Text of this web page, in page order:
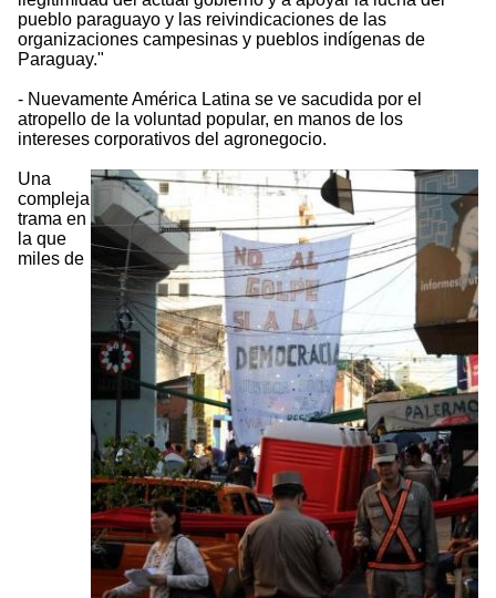
pueblo paraguayo y las reivindicaciones de las
organizaciones campesinas y pueblos indígenas de
Paraguay."
- Nuevamente América Latina se ve sacudida por el
atropello de la voluntad popular, en manos de los
intereses corporativos del agronegocio.
Una
compleja
trama en
la que
miles de